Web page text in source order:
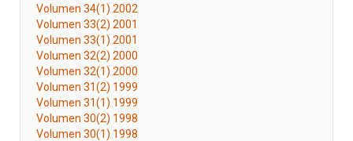
Volumen 34(1) 2002
Volumen 33(2) 2001
Volumen 33(1) 2001
Volumen 32(2) 2000
Volumen 32(1) 2000
Volumen 31(2) 1999
Volumen 31(1) 1999
Volumen 30(2) 1998
Volumen 30(1) 1998